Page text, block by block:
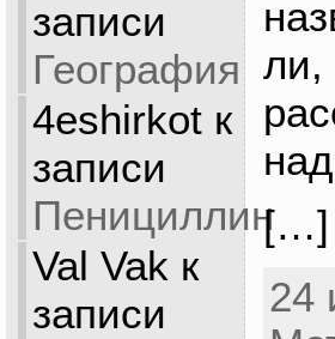
записи
География
4eshirkotк
записи
Пенициллин
Val Vak к
записи
ли,
[…]
24